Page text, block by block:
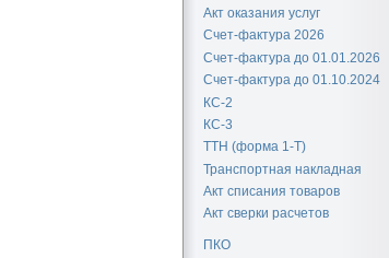
Акт оказания услуг
Счет-фактура 2026
Счет-фактура до 01.01.2026
Счет-фактура до 01.10.2024
КС-2
КС-3
ТТН (форма 1-Т)
Транспортная накладная
Акт списания товаров
Акт сверки расчетов
ПКО